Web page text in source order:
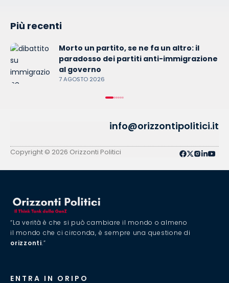
Più recenti
Morto un partito, se ne fa un altro: il
paradosso dei partiti anti-immigrazione
al governo
7 AGOSTO 2026
info@orizzontipolitici.it
Copyright © 2026 Orizzonti Politici
“La verità è che si può cambiare il mondo o almeno
il mondo che ci circonda, è sempre una questione di
orizzonti.”
ENTRA IN ORIPO